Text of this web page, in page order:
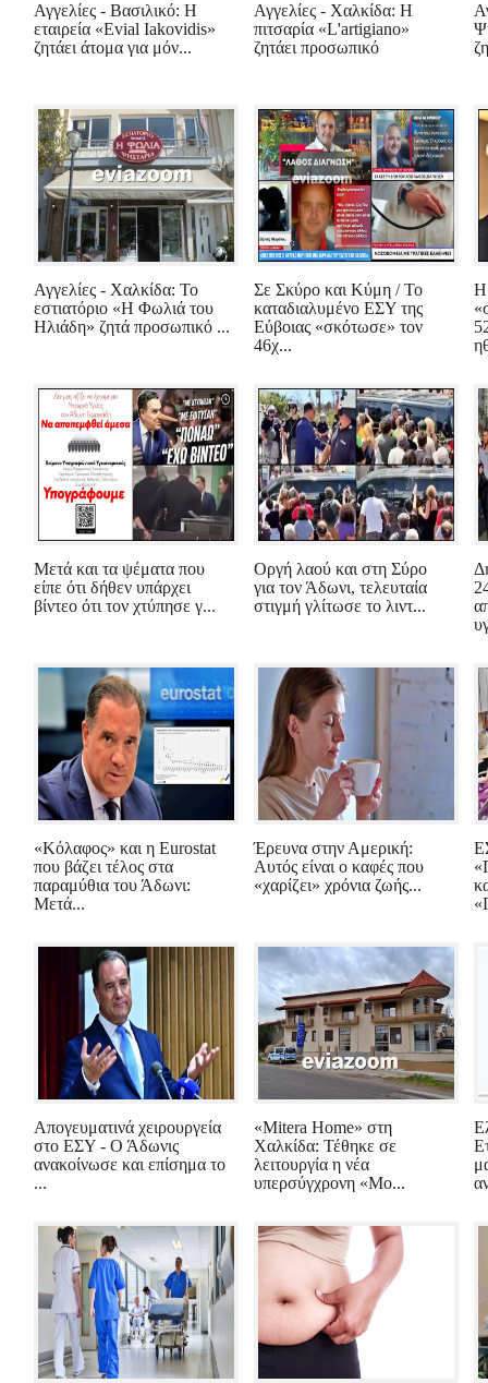
Αγγελίες - Βασιλικό: Η
εταιρεία «Evial Iakovidis»
ζητάει άτομα για μόν...
Αγγελίες - Χαλκίδα: Η
πιτσαρία «L'artigiano»
ζητάει προσωπικό
Αγγελίες - Χαλκίδα: Το
εστιατόριο «Η Φωλιά του
Ηλιάδη» ζητά προσωπικό ...
Σε Σκύρο και Κύμη / Το
καταδιαλυμένο ΕΣΥ της
Εύβοιας «σκότωσε» τον
46χ...
Η
Μετά και τα ψέματα που
είπε ότι δήθεν υπάρχει
βίντεο ότι τον χτύπησε γ...
Οργή λαού και στη Σύρο
για τον Άδωνι, τελευταία
στιγμή γλίτωσε το λιντ...
«Κόλαφος» και η Eurostat
που βάζει τέλος στα
παραμύθια του Άδωνι:
Μετά...
Έρευνα στην Αμερική:
Αυτός είναι ο καφές που
«χαρίζει» χρόνια ζωής...
Απογευματινά χειρουργεία
στο ΕΣΥ - Ο Άδωνις
ανακοίνωσε και επίσημα το
...
«Mitera Home» στη
Χαλκίδα: Τέθηκε σε
λειτουργία η νέα
υπερσύγχρονη «Μο...